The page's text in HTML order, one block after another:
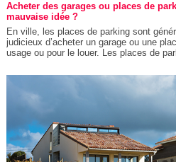
Acheter des garages ou places de
mauvaise idée ?
En ville, les places de parking sont
judicieux d’acheter un garage ou une
usage ou pour le louer. Les places de